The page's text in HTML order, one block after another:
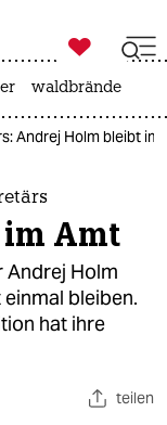

taz zahl ich
waldbrände
Andrej Holm bleibt im
Amt
Andrej Holm
bleiben.
hat ihre
teilen